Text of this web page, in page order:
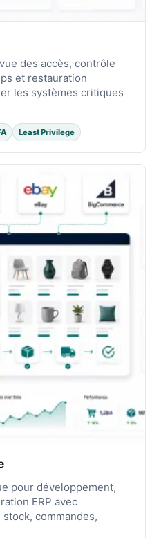
des accès, contrôle
et restauration
les systèmes critiques
Least Privilege
pour développement,
ERP avec
commandes,